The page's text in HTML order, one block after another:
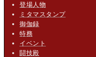
登場人物
ミタマスタンプ
御伽録
特務
イベント
闘技殿